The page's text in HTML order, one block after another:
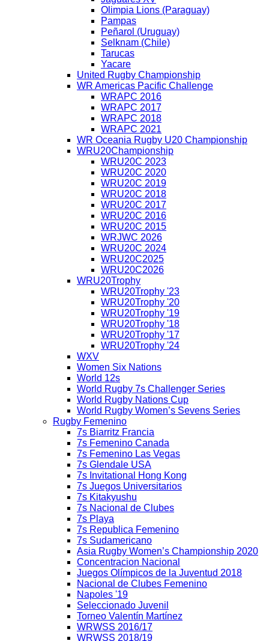
Olimpia Lions (Paraguay)
Pampas
Peñarol (Uruguay)
Selknam (Chile)
Tarucas
Yacare
United Rugby Championship
WR Americas Pacific Challenge
WRAPC 2016
WRAPC 2017
WRAPC 2018
WRAPC 2021
WR Oceania Rugby U20 Championship
WRU20Championship
WRU20C 2023
WRU20C 2020
WRU20C 2019
WRU20C 2018
WRU20C 2017
WRU20C 2016
WRU20C 2015
WRJWC 2026
WRU20C 2024
WRU20C2025
WRU20C2026
WRU20Trophy
WRU20Trophy '23
WRU20Trophy '20
WRU20Trophy '19
WRU20Trophy '18
WRU20Trophy '17
WRU20Trophy '24
WXV
Women Six Nations
World 12s
World Rugby 7s Challenger Series
World Rugby Nations Cup
World Rugby Women’s Sevens Series
Rugby Femenino
7s Biarritz Francia
7s Femenino Canada
7s Femenino Las Vegas
7s Glendale USA
7s Invitational Hong Kong
7s Juegos Universitarios
7s Kitakyushu
7s Nacional de Clubes
7s Playa
7s Republica Femenino
7s Sudamericano
Asia Rugby Women’s Championship 2020
Concentracion Nacional
Juegos Olímpicos de la Juventud 2018
Nacional de Clubes Femenino
Napoles '19
Seleccionado Juvenil
Torneo Valentín Martínez
WRWSS 2016/17
WRWSS 2018/19